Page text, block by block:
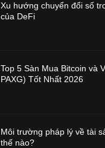
Xu hướng chuyển đổi số
của DeFi
Top 5 Sàn Mua Bitcoin và
PAXG) Tốt Nhất 2026
Môi trường pháp lý về tài
thế nào?